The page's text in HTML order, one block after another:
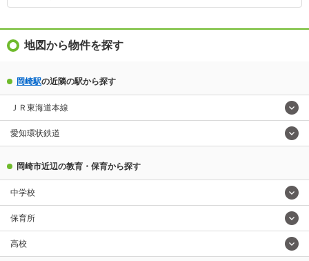
地図から物件を探す
岡崎駅の近隣の駅から探す
ＪＲ東海道本線
愛知環状鉄道
岡崎市近辺の教育・保育から探す
中学校
保育所
高校